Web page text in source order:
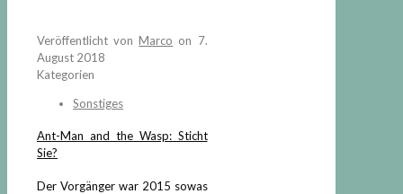
Veröffentlicht vonMarco on 7.
August 2018
Kategorien
Sonstiges
Ant-Man and the Wasp: Sticht
Sie?
Der Vorgänger war 2015 sowas